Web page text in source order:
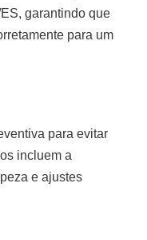
, garantindo que
para um
para evitar
incluem a
e ajustes